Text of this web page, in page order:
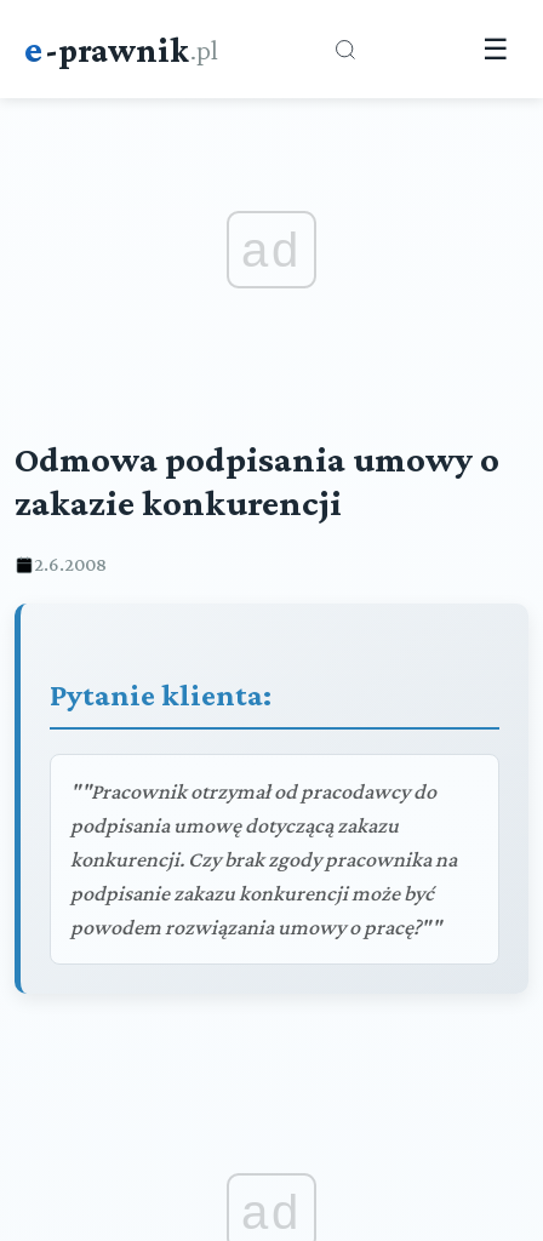
e-prawnik.pl ☰
ad
Odmowa podpisania umowy o
zakazie konkurencji
2.6.2008
Pytanie klienta:
""Pracownik otrzymał od pracodawcy do
podpisania umowę dotyczącą zakazu
konkurencji. Czy brak zgody pracownika na
podpisanie zakazu konkurencji może być
powodem rozwiązania umowy o pracę?""
ad